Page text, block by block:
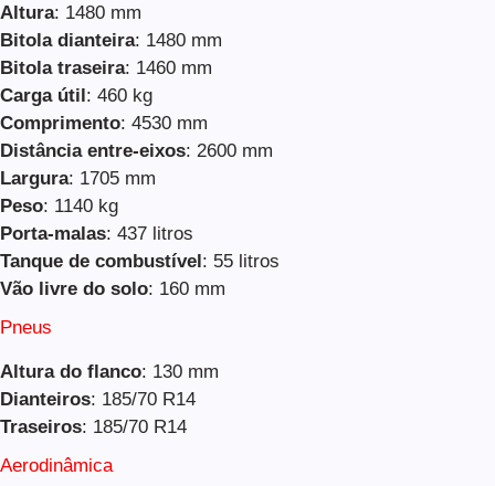
Altura: 1480 mm
Bitola dianteira: 1480 mm
Bitola traseira: 1460 mm
Carga útil: 460 kg
Comprimento: 4530 mm
Distância entre-eixos: 2600 mm
Largura: 1705 mm
Peso: 1140 kg
Porta-malas: 437 litros
Tanque de combustível: 55 litros
Vão livre do solo: 160 mm
Pneus
Altura do flanco: 130 mm
Dianteiros: 185/70 R14
Traseiros: 185/70 R14
Aerodinâmica